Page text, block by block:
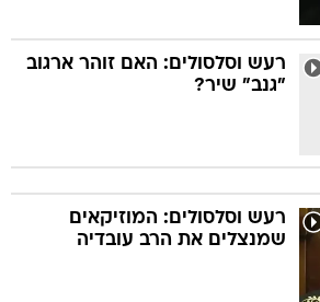
רעש וסלסולים: האם זוהר ארגוב
"גנב" שיר?
רעש וסלסולים: המוזיקאים
שמנצלים את הרב עובדיה